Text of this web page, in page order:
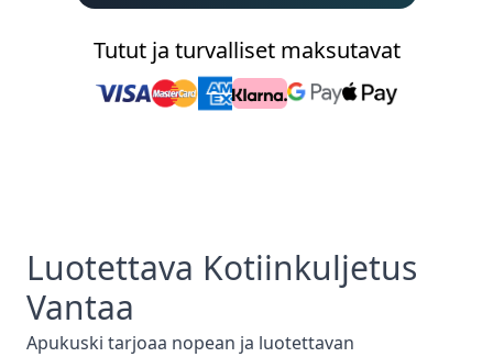
Tutut ja turvalliset maksutavat
Luotettava Kotiinkuljetus
Vantaa
Apukuski tarjoaa nopean ja luotettavan